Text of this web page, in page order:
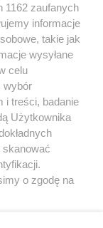
HOSTING
KONTAKT
i kultura
wydarzeń
1162 zaufanych
informacje
takie jak
wysyłane
celu
wybór
i treści, badanie
Użytkownika
o zgodę na